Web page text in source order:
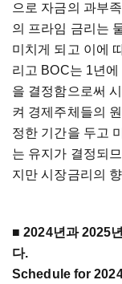
으로 자금의 과부
의 프라임 금리는
미치게 되고 이에
리고 BOC는 1년
을 결정함으로써
켜 경제주체들의
정한 기간을 두고
는 유지가 결정되
지만 시장금리의
■ 2024년과 2025
다.
Schedule for